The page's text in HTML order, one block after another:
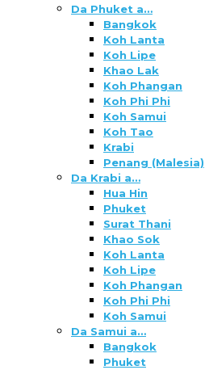
Da Phuket a…
Bangkok
Koh Lanta
Koh Lipe
Khao Lak
Koh Phangan
Koh Phi Phi
Koh Samui
Koh Tao
Krabi
Penang (Malesia)
Da Krabi a…
Hua Hin
Phuket
Surat Thani
Khao Sok
Koh Lanta
Koh Lipe
Koh Phangan
Koh Phi Phi
Koh Samui
Da Samui a…
Bangkok
Phuket